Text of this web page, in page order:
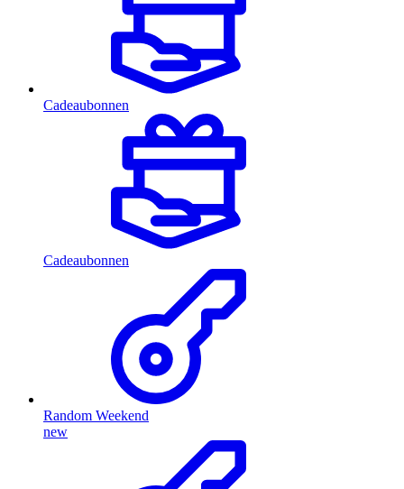
Cadeaubonnen
Cadeaubonnen
Random Weekend
new